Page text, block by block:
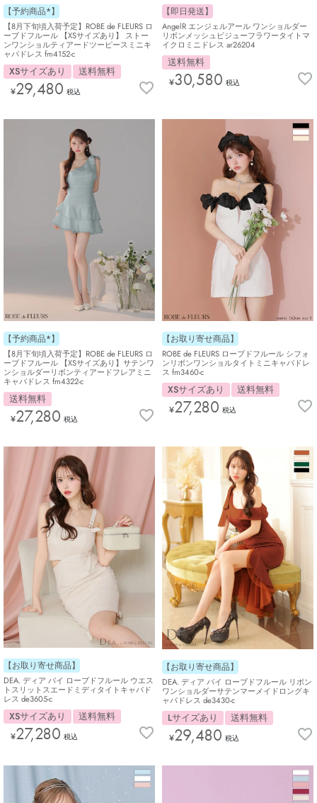
【予約商品*】
【8月下旬頃入荷予定】ROBE de FLEURS ロ
ーブドフルール 【XSサイズあり】 ストー
ンワンショルティアードツーピースミニキ
ャバドレス fm4152-c
XSサイズあり 送料無料
¥29,480 税込
【即日発送】
AngelR エンジェルアール ワンショルダー
リボンメッシュビジューフラワータイトマ
イクロミニドレス ar26204
送料無料
¥30,580 税込
【予約商品*】
【8月下旬頃入荷予定】ROBE de FLEURS ロ
ーブドフルール 【XSサイズあり】サテンワ
ンショルダーリボンティアードフレアミニ
キャバドレス fm4322-c
送料無料
¥27,280 税込
【お取り寄せ商品】
ROBE de FLEURS ローブドフルール シフォ
ンリボンワンショルタイトミニキャバドレ
ス fm3460-c
XSサイズあり 送料無料
¥27,280 税込
【お取り寄せ商品】
DEA. ディア バイ ローブドフルール ウエス
トスリットスエードミディタイトキャバド
レス de3605-c
XSサイズあり 送料無料
¥27,280 税込
【お取り寄せ商品】
DEA. ディア バイ ローブドフルール リボン
ワンショルダーサテンマーメイドロングキ
ャバドレス de3430-c
Lサイズあり 送料無料
¥29,480 税込